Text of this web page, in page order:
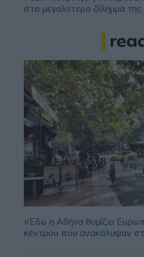
στο μεγαλύτερο δίλημμα
«Εδώ η Αθήνα θυμίζει
κέντρου που ανακάλυψαν